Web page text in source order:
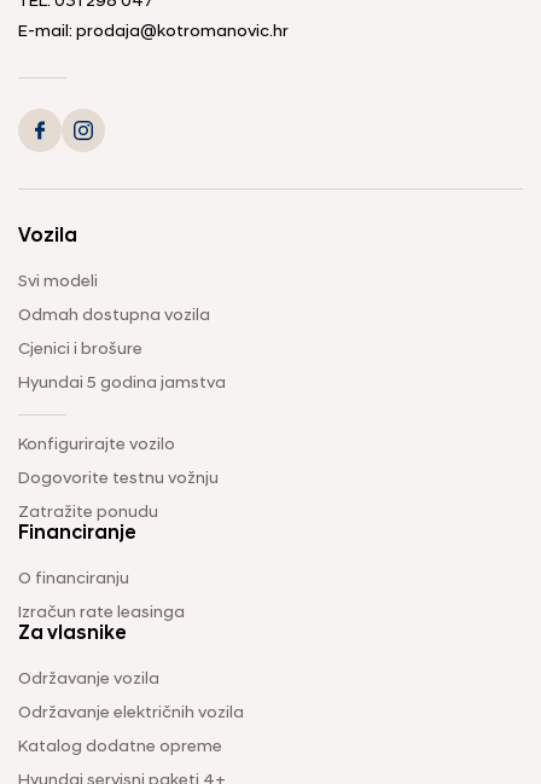
E-mail: prodaja@kotromanovic.hr
Vozila
Svi modeli
Odmah dostupna vozila
Cjenici i brošure
Hyundai 5 godina jamstva
Konfigurirajte vozilo
Dogovorite testnu vožnju
Zatražite ponudu
Financiranje
O financiranju
Izračun rate leasinga
Za vlasnike
Održavanje vozila
Održavanje električnih vozila
Katalog dodatne opreme